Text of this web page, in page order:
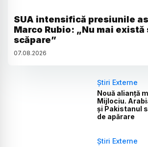
SUA intensifică presiunile
Marco Rubio: „Nu mai există
scăpare”
07.08.2026
Știri Externe
Nouă alianță
Mijlociu.
și Pakistanul
de apărare
Știri Externe